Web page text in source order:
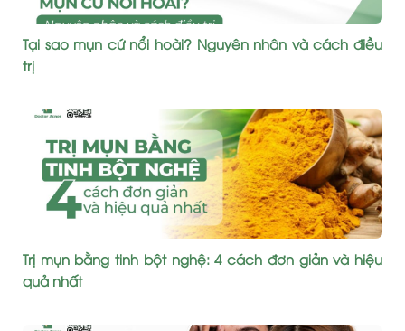
Tại sao mụn cứ nổi hoài? Nguyên nhân và cách điều
trị
Trị mụn bằng tinh bột nghệ: 4 cách đơn giản và hiệu
quả nhất